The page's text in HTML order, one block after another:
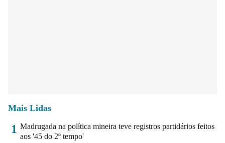
Mais Lidas
1 Madrugada na política mineira teve registros partidários feitos
aos '45 do 2º tempo'